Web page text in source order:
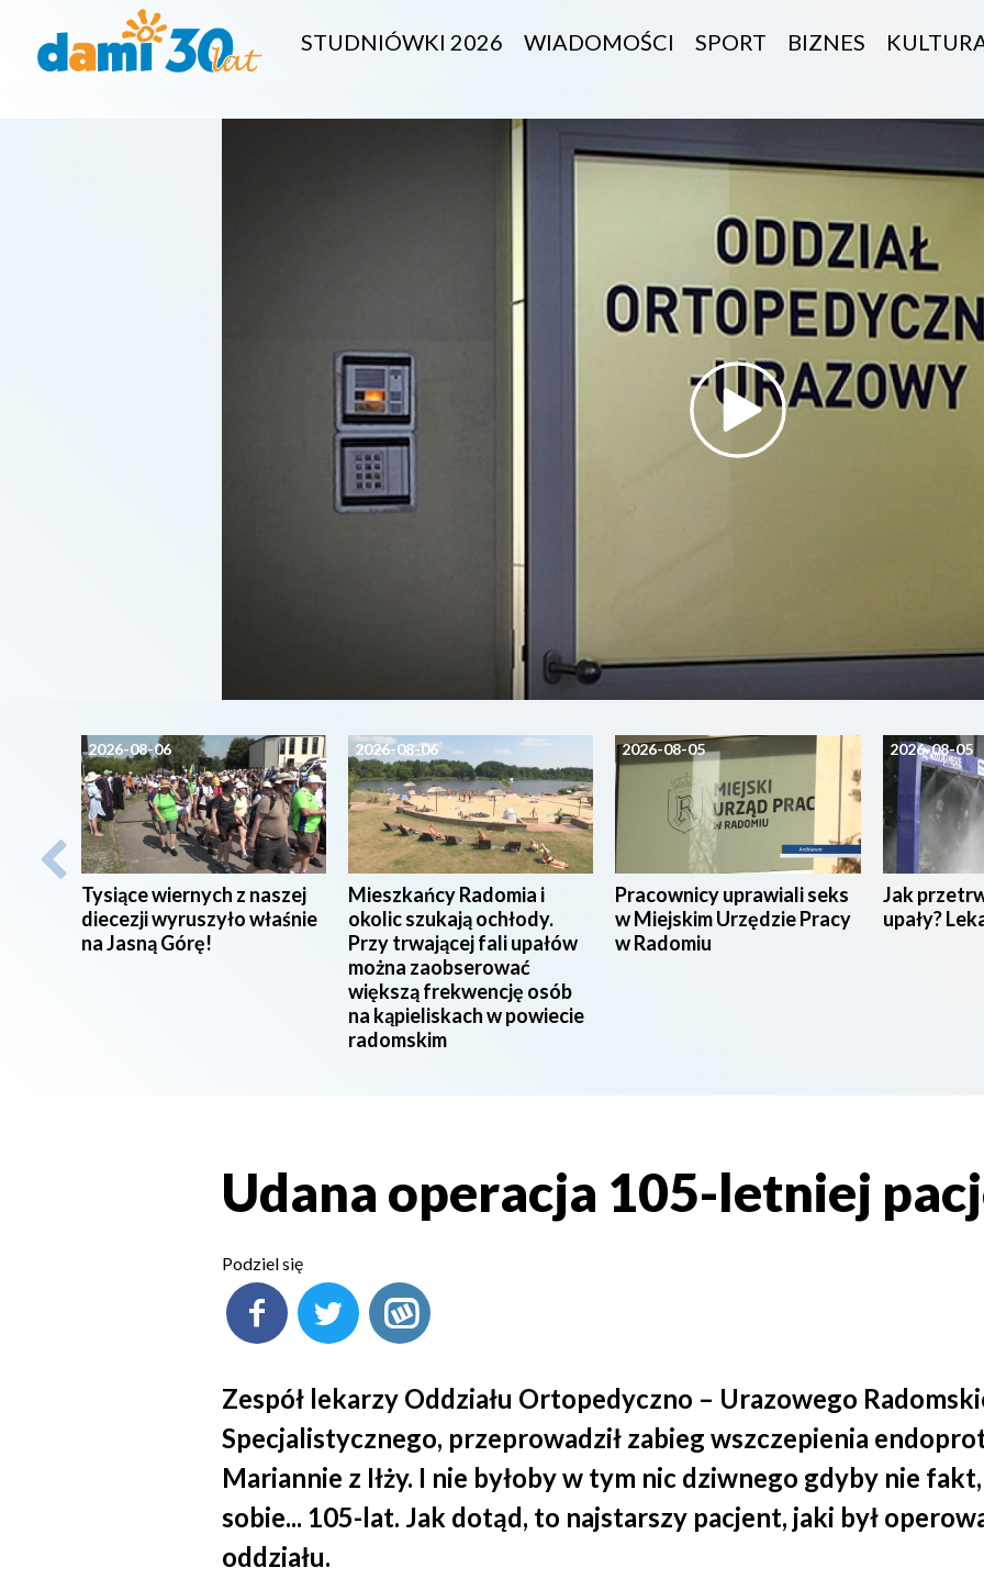
STUDNIÓWKI 2026 WIADOMOŚCI SPORT BIZNES
2026-08-06
Tysiące wiernych z naszej
diecezji wyruszyło właśnie
na Jasną Górę!
2026-08-06
Mieszkańcy Radomia i
okolic szukają ochłody.
Przy trwającej fali upałów
można zaobserować
większą frekwencję osób
na kąpieliskach w powiecie
radomskim
2026-08-05
Pracownicy uprawiali seks
w Miejskim Urzędzie Pracy
w Radomiu
2026-08-05
Jak
upały?
Udana operacja 105-letniej
Podziel się
Zespół lekarzy Oddziału Ortopedyczno – Urazowego
Specjalistycznego, przeprowadził zabieg wszczepienia
Mariannie z Iłży. I nie byłoby w tym nic dziwnego gdyby nie
sobie... 105-lat. Jak dotąd, to najstarszy pacjent, jaki był
oddziału.